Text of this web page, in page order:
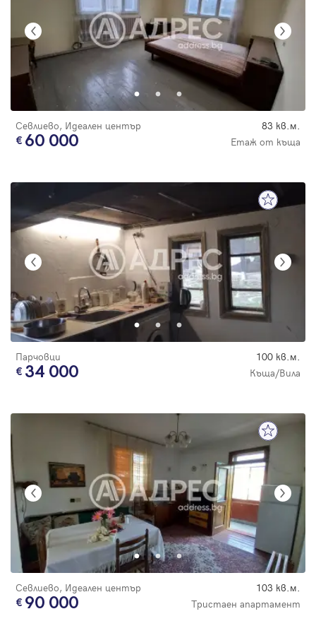
Севлиево, Идеален център 83 кв.м.
60 000 Етаж от къща
Парчовци 100 кв.м.
34 000 Къща/Вила
Севлиево, Идеален център 103 кв.м.
90 000 Тристаен апартамент